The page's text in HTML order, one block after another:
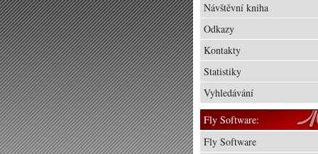
Návštěvní kniha
Odkazy
Kontakty
Statistiky
Vyhledávání
Fly Software:
Fly Software